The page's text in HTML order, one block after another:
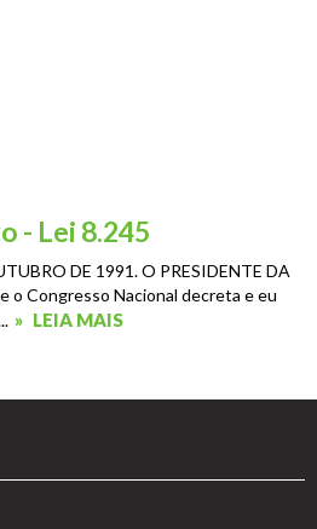
- Lei 8.245
DE 1991. O PRESIDENTE DA
o Congresso Nacional decreta e eu
» LEIA MAIS